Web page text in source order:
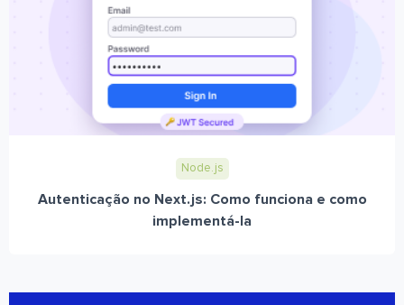
Node.js
Autenticação no Next.js: Como funciona e como
implementá-la